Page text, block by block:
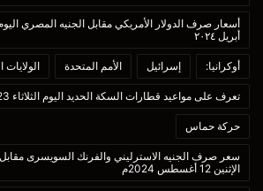
أبريل ٢٠٢٤
أوكرانيا: إسرائيل الأمم المتحدة الولايات
تعرف على مواعيد قطارات السكة الحديد اليوم الثلاثاء 23 أبريل 2024م
حركة حماس
سعر صرف الجنيه الاسترليني والفرنك السويسرى مقابل
الإثنين 12 أغسطس 2024م